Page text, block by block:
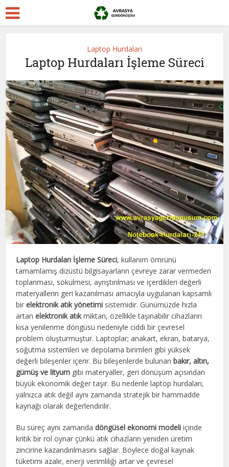
Laptop Hurdaları
Laptop Hurdaları İşleme Süreci
Laptop Hurdaları İşleme Süreci, kullanım ömrünü
tamamlamış dizüstü bilgisayarların çevreye zarar vermeden
toplanması, sökülmesi, ayrıştırılması ve içerdikleri değerli
materyallerin geri kazanılması amacıyla uygulanan kapsamlı
birelektronik atık yönetimi sistemidir. Günümüzde hızla
artanelektronik atıkmiktarı, özellikle taşınabilir cihazların
kısa yenilenme döngüsü nedeniyle ciddi bir çevresel
problem oluşturmuştur. Laptoplar; anakart, ekran, batarya,
soğutma sistemleri ve depolama birimleri gibi yüksek
değerli bileşenler içerir. Bu bileşenlerde bulunan bakır, altın,
gümüş ve lityum gibi materyaller, geri dönüşüm açısından
büyük ekonomik değer taşır. Bu nedenle laptop hurdaları,
yalnızca atık değil aynı zamanda stratejik bir hammadde
kaynağı olarak değerlendirilir.
Bu süreç aynı zamandadöngüsel ekonomi modeli içinde
kritik bir rol oynar çünkü atık cihazların yeniden üretim
zincirine kazandırılmasını sağlar. Böylece doğal kaynak
tüketimi azalır, enerji verimliliği artar ve çevresel